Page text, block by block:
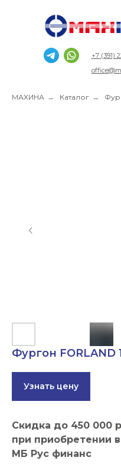
+7 (391)
МАХИНА → Каталог →
Фургон
Узнать цену
Скидка до 450 000
при приобретении
МБ Рус финанс